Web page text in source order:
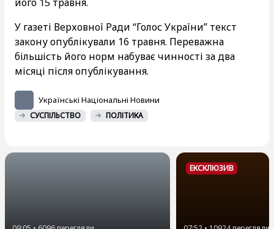
У газеті Верховної Ради “Голос України” текст
закону опублікували 16 травня. Переважна
більшість його норм набуває чинності за два
місяці після опублікування.
Українські Національні Новини
СУСПІЛЬСТВО ПОЛІТИКА
ЕКСКЛЮЗИВ